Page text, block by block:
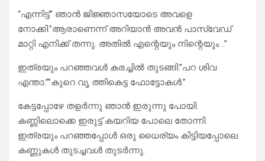
“എന്നിട്ട്” ഞാൻ ജിജ്ഞാസയോടെ അവളെ
നോക്കി.”ആരാണെന്ന് അറിയാൻ അവൻ പാസ്‌വേഡ്
മാറ്റി എനിക്ക് തന്നു. അതിൽ എന്റെയും നിന്റെയും ..”
ഇത്രയും പറഞ്ഞവൾ കരച്ചിൽ തുടങ്ങി.”പറ ശിവ
എന്താ.””കുറെ വൃ ത്തികെട്ട ഫോട്ടോകൾ.”
കേട്ടപ്പോഴേ തളർന്നു ഞാൻ ഇരുന്നു പോയി.
കണ്ണിലൊക്കെ ഇരുട്ട് കയറിയ പോലെ തോന്നി.
ഇത്രയും പറഞ്ഞപ്പോൾ ഒരു ധൈര്യം കിട്ടിയപ്പോലെ
കണ്ണുകൾ തുടച്ചവൾ തുടർന്നു.